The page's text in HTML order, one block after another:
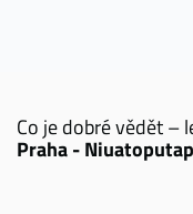
Co je dobré vědět –
Praha -